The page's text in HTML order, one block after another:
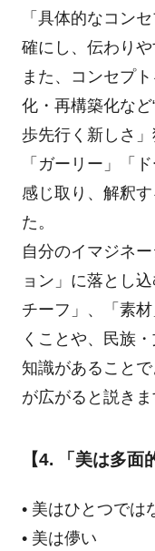
「具体的なコン
確にし、伝わりや
また、コンセプ
化・再構築化な
歩先行く新しさ
「ガーリー」「
感じ取り、解釈
た。
自分のイマジネ
ョン」に落とし
チーフ」、「素
くことや、民族
知識があること
が広がると説きま
【4. 「美は多面
• 美はひとつでは
• 美は儚い